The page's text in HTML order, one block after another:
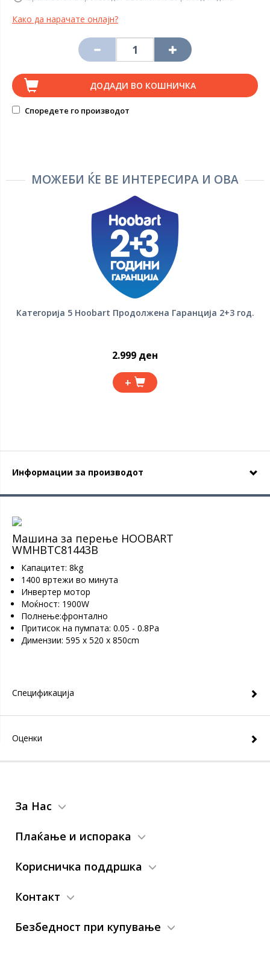
Како да нарачате онлајн?
ДОДАДИ ВО КОШНИЧКА
Споредете го производот
МОЖЕБИ ЌЕ ВЕ ИНТЕРЕСИРА И ОВА
Категорија 5 Hoobart Продолжена Гаранција 2+3 год.
2.999 ден
+
Информации за производот
Машина за перење HOOBART
WMHBTC81443B
Капацитет: 8kg
1400 вртежи во минута
Инвертер мотор
Моќност: 1900W
Полнење:фронтално
Притисок на пумпата: 0.05 - 0.8Pa
Димензии: 595 x 520 x 850cm
Спецификација
Оценки
За Нас
Плаќање и испорака
Корисничка поддршка
Контакт
Безбедност при купување